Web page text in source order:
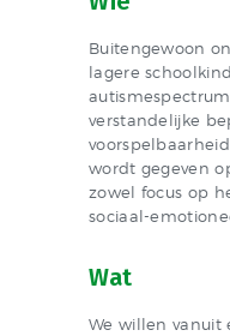
Buitengewoon
lagere
verstandelijke
wordt gegeven
zowel focus op
sociaal-
Wat
We willen vanuit